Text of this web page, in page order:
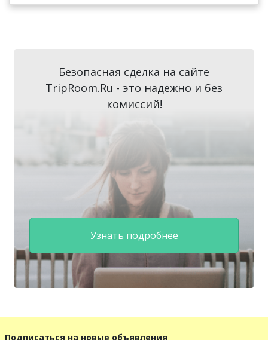
+7 903 901 6655
Безопасная сделка на сайте
TripRoom.Ru - это надежно и без
комиссий!
Узнать подробнее
Подписаться на новые объявления